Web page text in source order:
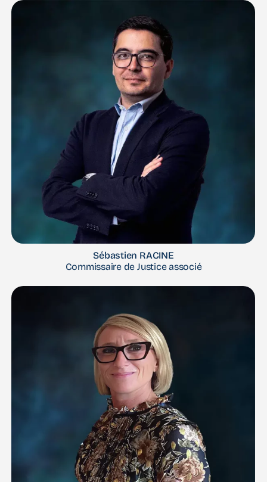
Sébastien RACINE
Commissaire de Justice associé